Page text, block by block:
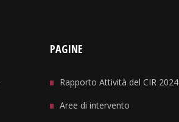
PAGINE
Rapporto Attività del CIR 2024
Aree di intervento